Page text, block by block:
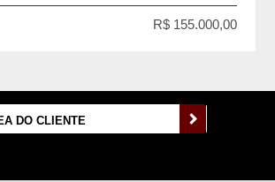
R$ 155.000,00
DO CLIENTE